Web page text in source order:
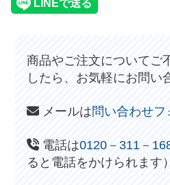
商品やご注文についてご
したら、お気軽にお問い
メールは問い合わせフ
電話は0120－311－
ると電話をかけられます）